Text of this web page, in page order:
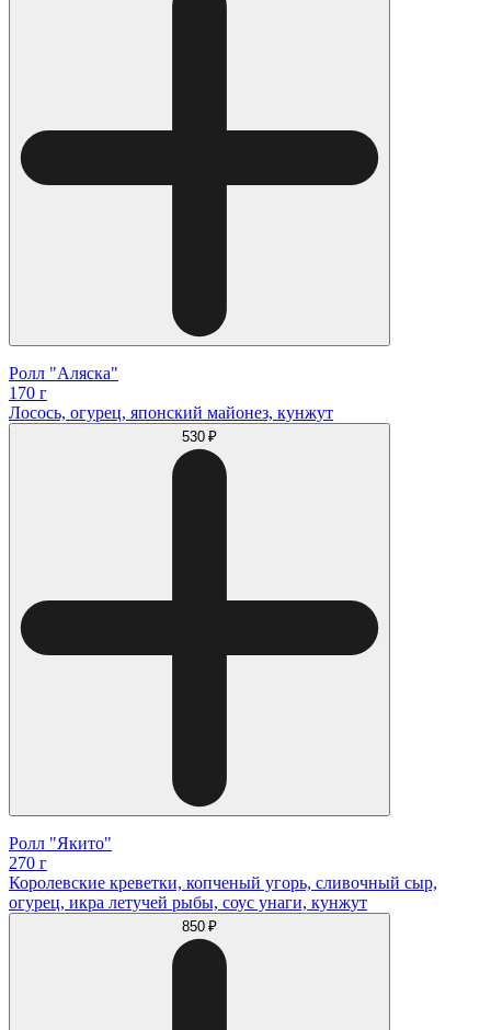
Ролл "Аляска"
170 г
Лосось, огурец, японский майонез, кунжут
530 ₽
Ролл "Якито"
270 г
Королевские креветки, копченый угорь, сливочный сыр,
огурец, икра летучей рыбы, соус унаги, кунжут
850 ₽